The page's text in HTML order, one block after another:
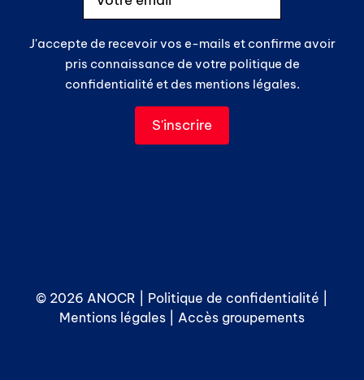
J'accepte de recevoir vos e-mails et confirme avoir
pris connaissance de votre politique de
confidentialité et des mentions légales.
© 2026 ANOCR | Politique de confidentialité
Mentions légales
Accès groupements